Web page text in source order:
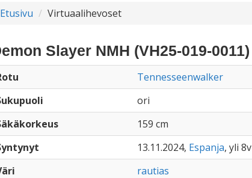
Etusivu Virtuaalihevoset
Slayer NMH (VH25-019-0011)
Tennesseenwalker
ori
159 cm
13.11.2024, Espanja, yli 8v
rautias